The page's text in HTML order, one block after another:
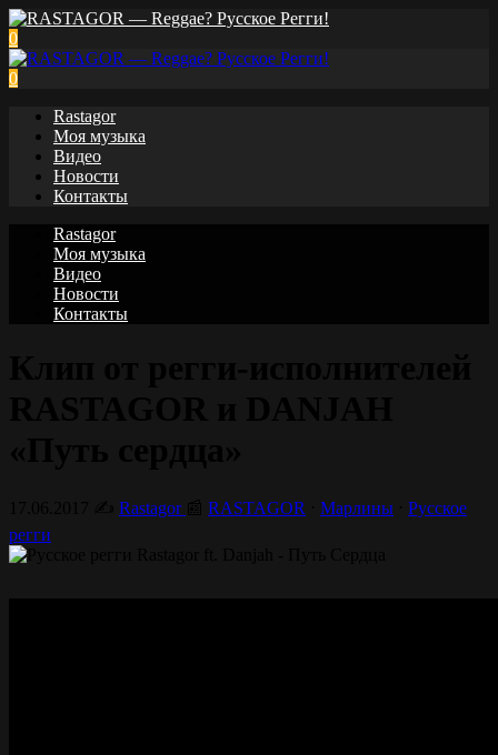
0
0
Rastagor
Моя музыка
Видео
Новости
Контакты
Rastagor
Моя музыка
Видео
Новости
Контакты
Rastagor RASTAGOR Марлины
Русское
регги